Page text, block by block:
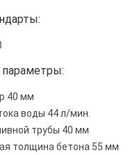
параметры:
40 мм
воды 44 л/мин.
трубы 40 мм
толщина бетона 55 мм